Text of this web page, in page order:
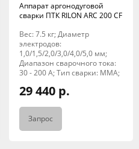
Аппарат аргонодуговой
сварки ПТК RILON ARC 200 CF
Вес: 7.5 кг; Диаметр
электродов:
1,0/1,5/2,0/3,0/4,0/5,0 мм;
Диапазон сварочного тока:
30 - 200 А; Тип сварки: MMA;
29 440 р.
Запрос